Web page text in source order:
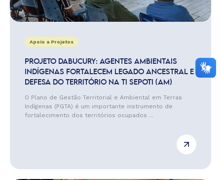
Apoio a Projetos
PROJETO DABUCURY: AGENTES AMBIENTAIS
INDÍGENAS FORTALECEM LEGADO ANCESTRAL E
DEFESA DO TERRITÓRIO NA TI SEPOTI (AM)
O Plano de Gestão Territorial e Ambiental em Terras
Indígenas (PGTA) é um importante instrumento de
fortalecimento dos territórios ocupados ...